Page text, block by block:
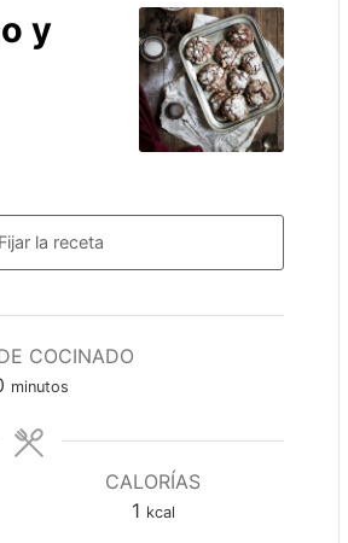
y
Fijar la receta
COCINADO
minutos
minutos
CALORÍAS
1 kcal